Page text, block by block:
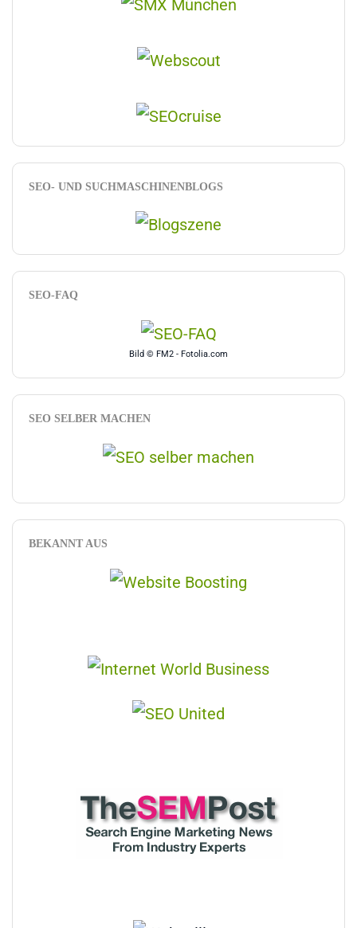
SEO- UND SUCHMASCHINENBLOGS
SEO-FAQ
Bild © FM2 - Fotolia.com
SEO SELBER MACHEN
BEKANNT AUS